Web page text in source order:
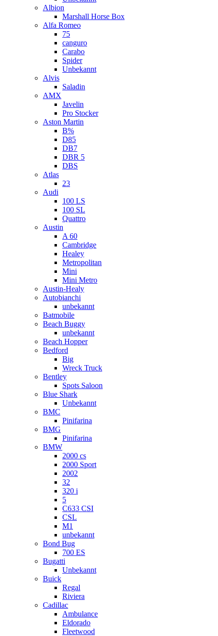
Albion
Marshall Horse Box
Alfa Romeo
75
canguro
Carabo
Spider
Unbekannt
Alvis
Saladin
AMX
Javelin
Pro Stocker
Aston Martin
B%
D85
DB7
DBR 5
DBS
Atlas
23
Audi
100 LS
100 SL
Quattro
Austin
A 60
Cambridge
Healey
Metropolitan
Mini
Mini Metro
Austin-Healy
Autobianchi
unbekannt
Batmobile
Beach Buggy
unbekannt
Beach Hopper
Bedford
Big
Wreck Truck
Bentley
Spots Saloon
Blue Shark
Unbekannt
BMC
Pinifarina
BMG
Pinifarina
BMW
2000 cs
2000 Sport
2002
32
320 i
5
C633 CSI
CSL
M1
unbekannt
Bond Bug
700 ES
Bugatti
Unbekannt
Buick
Regal
Riviera
Cadillac
Ambulance
Eldorado
Fleetwood